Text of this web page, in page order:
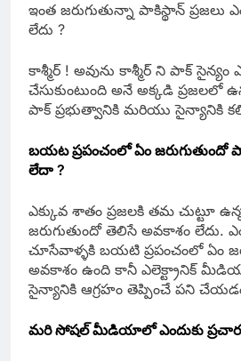
ఇంత జరుగుతున్నా పాకిస్థాన్ ప్రజలు
లేదు ?
కాశ్మీర్ ! అవును కాశ్మీర్ ని పాక్
చేసుకుంటుంది అనే అక్కడి ప్రజలలో
పాక్ ప్రభుత్వానికి మరియు సైన్యానికి
బయట ప్రపంచంలో ఏం జరుగుతుందో
లేదా ?
ఎక్కువ శాతం ప్రజలకి తమ చుట్టూ
జరుగుతుందో తెలిసే అవకాశం లేదు.
చూసేవాళ్ళకి బయటి ప్రపంచంలో ఏం
అవకాశం ఉంది కానీ ఎలెక్ట్రానిక్
సైన్యానికి ఆగ్రహం తెప్పించే పని
మరి సోషల్ మీడియాలో ఎందుకు